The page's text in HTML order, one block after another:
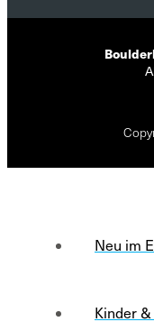
Neu im
Kinder